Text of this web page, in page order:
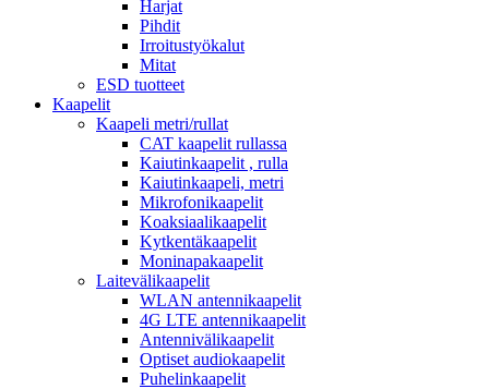
Harjat
Pihdit
Irroitustyökalut
Mitat
ESD tuotteet
Kaapelit
Kaapeli metri/rullat
CAT kaapelit rullassa
Kaiutinkaapelit , rulla
Kaiutinkaapeli, metri
Mikrofonikaapelit
Koaksiaalikaapelit
Kytkentäkaapelit
Moninapakaapelit
Laitevälikaapelit
WLAN antennikaapelit
4G LTE antennikaapelit
Antennivälikaapelit
Optiset audiokaapelit
Puhelinkaapelit